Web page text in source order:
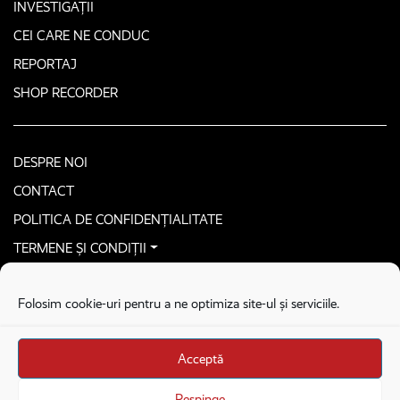
Folosim cookie-uri pentru a ne optimiza site-ul și serviciile.
Acceptă
INVESTIGAȚII
CEI CARE NE CONDUC
REPORTAJ
SHOP RECORDER
DESPRE NOI
CONTACT
POLITICA DE CONFIDENȚIALITATE
TERMENE ȘI CONDIȚII
Stega creative
Brandul Recorder e operat de Asociația Recorder Community, sub licența SC